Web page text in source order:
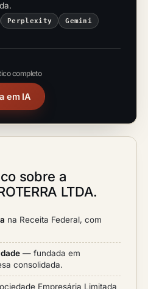
Perplexity Gemini
completo
em IA
sobre a
LTDA.
na Receita Federal, com
— fundada em
consolidada.
Empresária Limitada